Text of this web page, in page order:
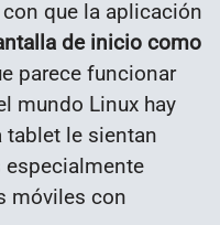
que la aplicación
de inicio como
parece funcionar
mundo Linux hay
tablet le sientan
móviles con